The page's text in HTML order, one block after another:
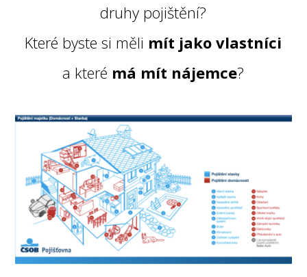
druhy pojištění?
Které byste si měli mít jako vlastníci
a které má mít nájemce?